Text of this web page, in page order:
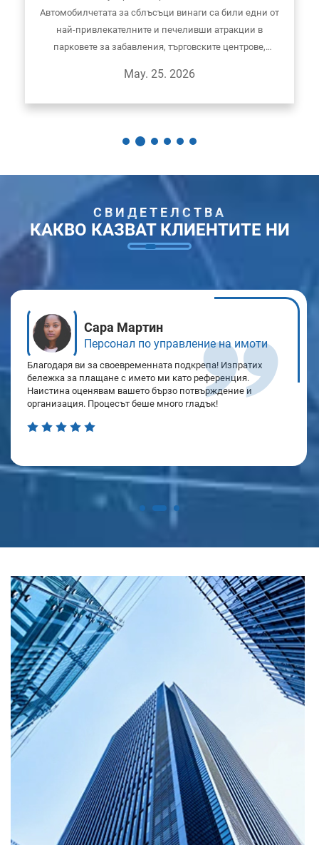
Автомобилчетата за сблъсъци винаги са били едни от
най-привлекателните и печеливши атракции в
парковете за забавления, търговските центрове,
детски площадки и откритите панаирни площадки...
May. 25. 2026
СВИДЕТЕЛСТВА
КАКВО КАЗВАТ КЛИЕНТИТЕ НИ
Джон Дейвис
Учител
Току-що потвърдих данните за превоза с експедитора –
координацията на вашия екип е впечатляваща! Можете ли
да актуализирате списъка с опаковки? Чудесно е да
работиш с толкова професионална услуга за оборудване на